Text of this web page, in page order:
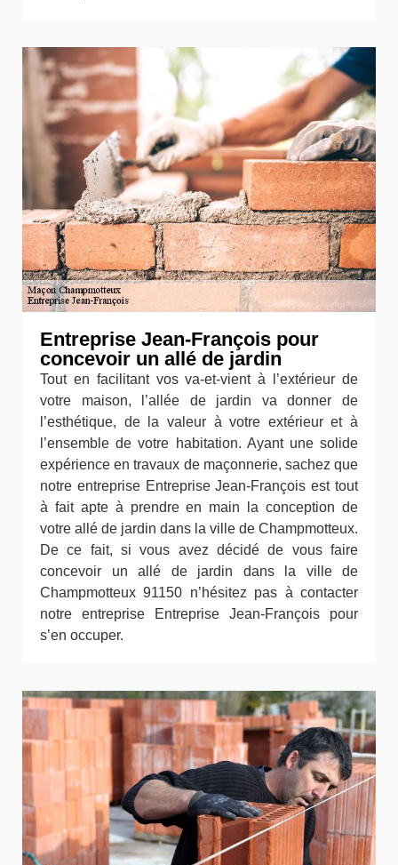
Entreprise Jean-François pour
concevoir un allé de jardin
Tout en facilitant vos va-et-vient à l’extérieur de
votre maison, l’allée de jardin va donner de
l’esthétique, de la valeur à votre extérieur et à
l’ensemble de votre habitation. Ayant une solide
expérience en travaux de maçonnerie, sachez que
notre entreprise Entreprise Jean-François est tout
à fait apte à prendre en main la conception de
votre allé de jardin dans la ville de Champmotteux.
De ce fait, si vous avez décidé de vous faire
concevoir un allé de jardin dans la ville de
Champmotteux 91150 n’hésitez pas à contacter
notre entreprise Entreprise Jean-François pour
s’en occuper.